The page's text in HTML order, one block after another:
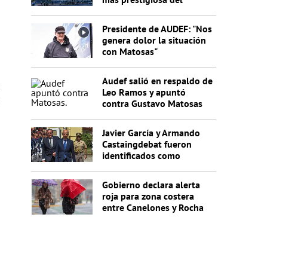
Presidente de AUDEF: "Nos
genera dolor la situación
con Matosas"
Audef salió en respaldo de
Leo Ramos y apuntó
contra Gustavo Matosas
Javier García y Armando
Castaingdebat fueron
identificados como
Gobierno declara alerta
roja para zona costera
entre Canelones y Rocha